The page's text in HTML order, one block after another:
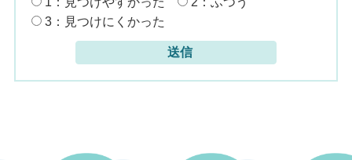
3：見つけにくかった